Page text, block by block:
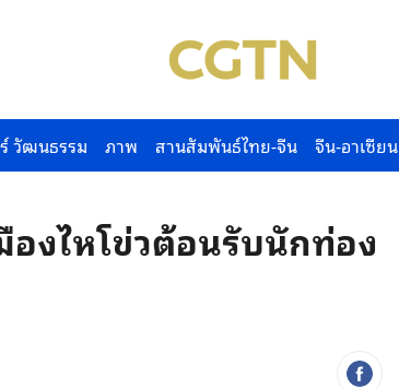
วัฒนธรรม ภาพ สานสัมพันธ์ไทย-จีน จีน-อาเซียน
งไหโข่วต้อนรับนักท่อง